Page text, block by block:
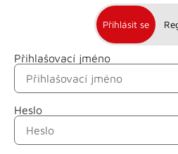
Přihlásit se
Přihlašovací jméno
Heslo
Jméno
Příjmení